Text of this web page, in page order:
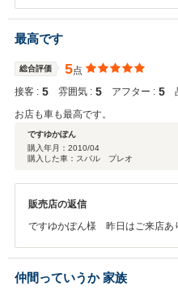
からも末長いお付き合いの程宜
のご来店お待ちしております♪
最高です
総合評価 5点
接客 : 5 雰囲気 : 5 アフター : 5
お店も車も最高です。
ですゆかぽん
購入年月： 2010/04
購入した車：スバル プレオ
販売店の返信
ですゆかぽん様 昨日はご来店あ
らも末永いお付き合いの程宜し
れた際は是非お立ち寄りください。
仲間っていうか 家族